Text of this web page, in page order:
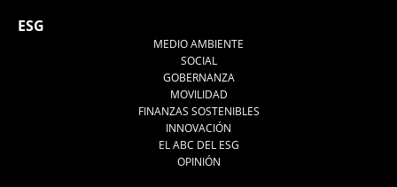
ESG
MEDIO AMBIENTE
SOCIAL
GOBERNANZA
MOVILIDAD
FINANZAS SOSTENIBLES
INNOVACIÓN
EL ABC DEL ESG
OPINIÓN